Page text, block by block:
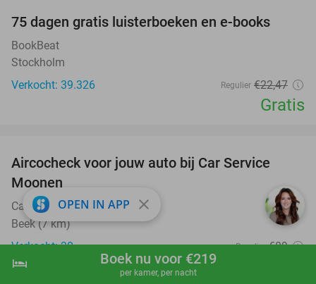
shopping_cart Boek nu
hotel Boek nu voor €219
per kamer, per nacht
75 dagen gratis luisterboeken en e-books
BookBeat
Stockholm
Verkocht: 39.326
Regulier €22,47
Gratis
Aircocheck voor jouw auto bij Car Service
Moonen
Car Service Moonen 9.7star
Beek (7 km)
Verkocht: 20
Regulier €89
OPEN IN APP close